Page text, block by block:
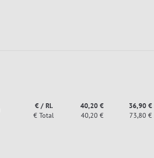
€ / Rl.
€ Total
40,20 €
40,20 €
36,90 €
73,80 €